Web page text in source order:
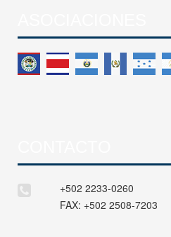
+502 2233-0260
FAX: +502 2508-7203